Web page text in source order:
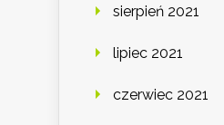
sierpień 2021
lipiec 2021
czerwiec 2021